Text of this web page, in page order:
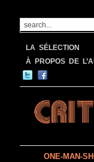
LA SÉLECTION
À PROPOS DE
ONE-MAN-